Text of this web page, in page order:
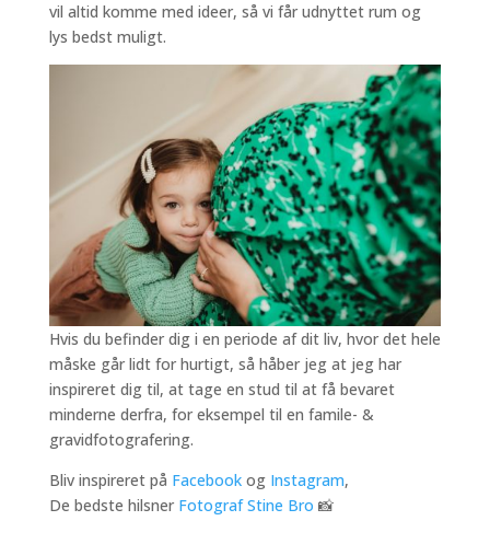
vil altid komme med ideer, så vi får udnyttet rum og
lys bedst muligt.
Hvis du befinder dig i en periode af dit liv, hvor det hele
måske går lidt for hurtigt, så håber jeg at jeg har
inspireret dig til, at tage en stud til at få bevaret
minderne derfra, for eksempel til en famile- &
gravidfotografering.
Bliv inspireret på Facebookog Instagram,
De bedste hilsner Fotograf Stine Bro 📸